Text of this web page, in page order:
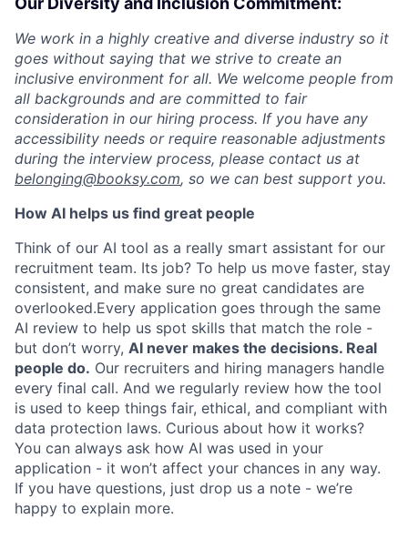
We work in a highly creative and diverse industry so it
goes without saying that we strive to create an
inclusive environment for all. We welcome people from
all backgrounds and are committed to fair
consideration in our hiring process. If you have any
accessibility needs or require reasonable adjustments
during the interview process, please contact us at
belonging@booksy.com, so we can best support you.
How AI helps us find great people
Think of our AI tool as a really smart assistant for our
recruitment team. Its job? To help us move faster, stay
consistent, and make sure no great candidates are
overlooked.Every application goes through the same
AI review to help us spot skills that match the role -
but don’t worry, AI never makes the decisions. Real
people do. Our recruiters and hiring managers handle
every final call. And we regularly review how the tool
is used to keep things fair, ethical, and compliant with
data protection laws. Curious about how it works?
You can always ask how AI was used in your
application - it won’t affect your chances in any way.
If you have questions, just drop us a note - we’re
happy to explain more.